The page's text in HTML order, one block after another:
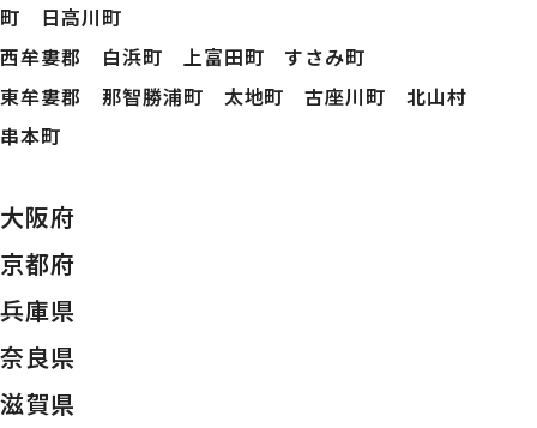
町 日高川町
西牟婁郡 白浜町 上富田町 すさみ町
東牟婁郡 那智勝浦町 太地町 古座川町 北山村
串本町
大阪府
京都府
兵庫県
奈良県
滋賀県